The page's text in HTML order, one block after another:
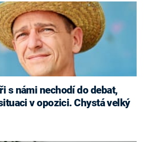
s námi nechodí do debat,
v opozici. Chystá velký